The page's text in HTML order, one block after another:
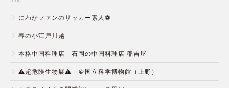
にわかファンのサッカー素人⚽️
春の小江戸川越
本格中国料理店 石岡の中国料理店 稲吉屋
⚠️超危険生物展⚠️ ＠国立科学博物館（上野）